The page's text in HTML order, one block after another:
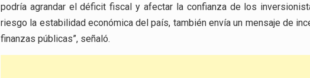
podría agrandar el déficit fiscal y afectar la confianza de los
riesgo la estabilidad económica del país, también envía un mensaje de
finanzas públicas”, señaló.